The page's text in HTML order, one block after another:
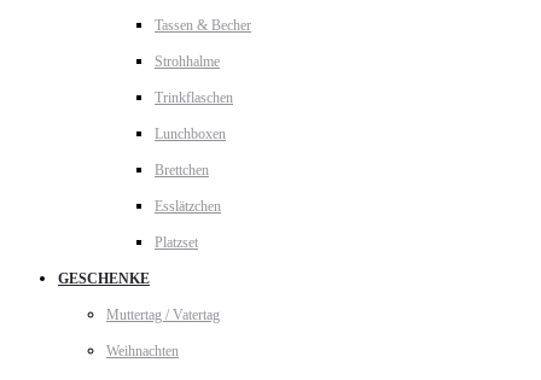
Tassen & Becher
Strohhalme
Trinkflaschen
Lunchboxen
Brettchen
Esslätzchen
Platzset
GESCHENKE
Muttertag / Vatertag
Weihnachten